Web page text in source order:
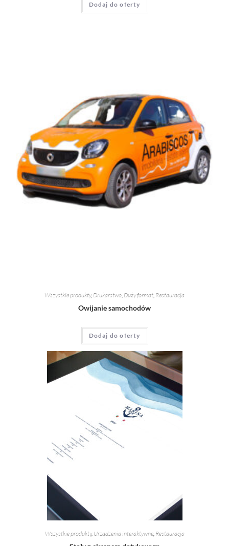
Dodaj do oferty
Wszystkie produkty, Drukarstwo, Duży format, Restauracja
Owijanie samochodów
Dodaj do oferty
Wszystkie produkty, Urządzenia interaktywne, Restauracja